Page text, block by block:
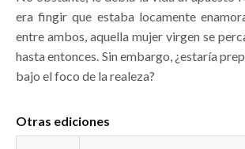
era fingir que estaba locamente
entre ambos, aquella mujer virgen se
hasta entonces. Sin embargo, ¿estaría
bajo el foco de la realeza?
Otras ediciones